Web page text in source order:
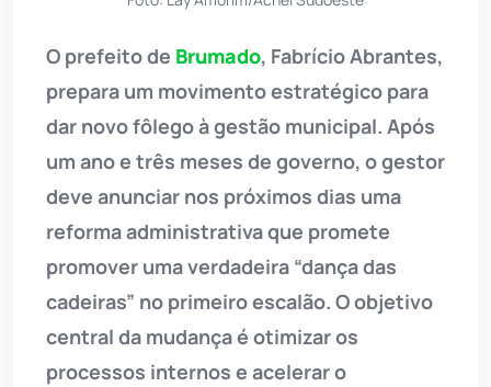
O prefeito de Brumado, Fabrício Abrantes,
prepara um movimento estratégico para
dar novo fôlego à gestão municipal. Após
um ano e três meses de governo, o gestor
deve anunciar nos próximos dias uma
reforma administrativa que promete
promover uma verdadeira “dança das
cadeiras” no primeiro escalão. O objetivo
central da mudança é otimizar os
processos internos e acelerar o